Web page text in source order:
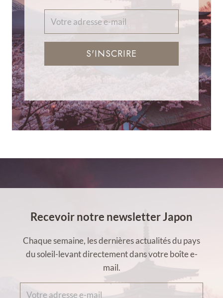
S'INSCRIRE
Recevoir notre newsletter Japon
Chaque semaine, les dernières actualités du pays
du soleil-levant directement dans votre boîte e-
mail.